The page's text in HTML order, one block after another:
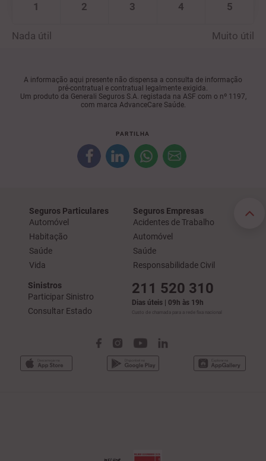
Nada útil
1 2 3 4 5
Muito útil
A informação aqui presente não dispensa a consulta de informação
pré-contratual e contratual legalmente exigida.
Um produto da Generali Seguros S.A. registada na ASF com o nº 1197,
com marca AdvanceCare Saúde.
PARTILHA
Seguros Particulares
Automóvel
Habitação
Saúde
Vida
Seguros Empresas
Acidentes de Trabalho
Automóvel
Saúde
Responsabilidade Civil
Sinistros
Participar Sinistro
Consultar Estado
211 520 310
Dias úteis | 09h às 19h
Custo de chamada para a rede fixa nacional